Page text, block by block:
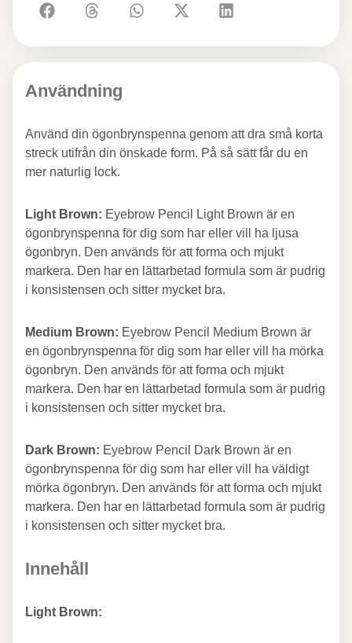
Användning
Använd din ögonbrynspenna genom att dra små korta
streck utifrån din önskade form. På så sätt får du en
mer naturlig lock.
Light Brown: Eyebrow Pencil Light Brown är en
ögonbrynspenna för dig som har eller vill ha ljusa
ögonbryn. Den används för att forma och mjukt
markera. Den har en lättarbetad formula som är pudrig
i konsistensen och sitter mycket bra.
Medium Brown: Eyebrow Pencil Medium Brown är
en ögonbrynspenna för dig som har eller vill ha mörka
ögonbryn. Den används för att forma och mjukt
markera. Den har en lättarbetad formula som är pudrig
i konsistensen och sitter mycket bra.
Dark Brown: Eyebrow Pencil Dark Brown är en
ögonbrynspenna för dig som har eller vill ha väldigt
mörka ögonbryn. Den används för att forma och mjukt
markera. Den har en lättarbetad formula som är pudrig
i konsistensen och sitter mycket bra.
Innehåll
Light Brown: